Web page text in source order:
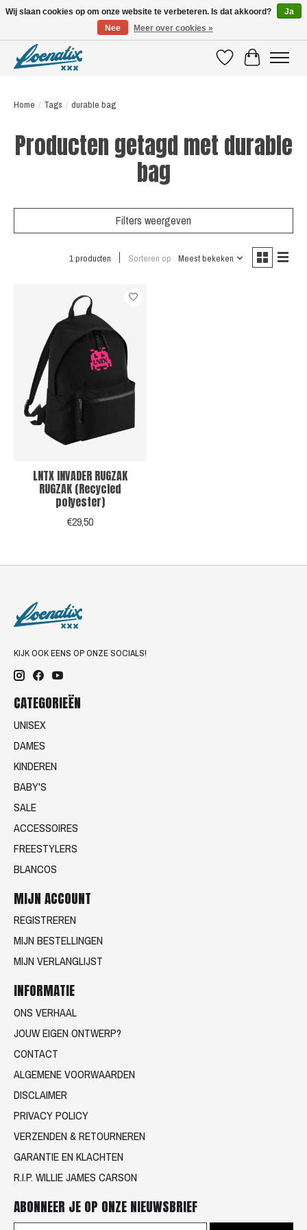
VerlanglijstWinkelwagen
Home / Tags / durable bag
Producten getagd met durable
bag
Filters weergeven
1 producten Sorteren op Meest bekeken
LNTX INVADER RUGZAK
RUGZAK (Recycled
polyester)
€29,50
KIJK OOK EENS OP ONZE SOCIALS!
CATEGORIEËN
UNISEX
DAMES
KINDEREN
BABY'S
SALE
ACCESSOIRES
FREESTYLERS
BLANCOS
MIJN ACCOUNT
REGISTREREN
MIJN BESTELLINGEN
MIJN VERLANGLIJST
INFORMATIE
ONS VERHAAL
JOUW EIGEN ONTWERP?
CONTACT
ALGEMENE VOORWAARDEN
DISCLAIMER
PRIVACY POLICY
VERZENDEN & RETOURNEREN
GARANTIE EN KLACHTEN
R.I.P. WILLIE JAMES CARSON
ABONNEER JE OP ONZE NIEUWSBRIEF
Wij slaan cookies op om onze website te verbeteren. Is dat akkoord?
Ja
Nee
Meer over cookies »